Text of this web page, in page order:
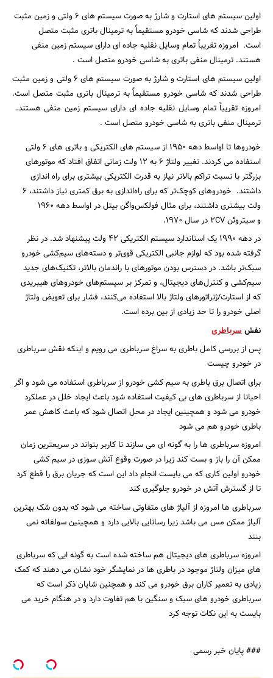
اولین سیستم های استارت و شارژ به صورت سیستم های 6 ولتی و زمین مثبت
طراحی شدند که شاسی خودرو مستقیماً به ترمینال باتری مثبت متصل
است. امروزه تقریباً تمام وسایل نقلیه جاده ای دارای سیستم زمین منفی
هستند. ترمینال منفی باتری به شاسی خودرو متصل است .
اولین سیستم های استارت و شارژ به صورت سیستم های 6 ولتی و زمین مثبت
طراحی شدند که شاسی خودرو مستقیماً به ترمینال باتری مثبت متصل است.
امروزه تقریباً تمام وسایل نقلیه جاده ای دارای سیستم زمین منفی هستند.
ترمینال منفی باتری به شاسی خودرو متصل است .
خودروها تا اواسط دهه 1950 از سیستم های الکتریکی و باتری های 6 ولتی
استفاده می کردند. تغییر ولتاژ 6 به 12 ولت زمانی اتفاق افتاد که موتورهای
بزرگتر با نسبت تراکم بالاتر نیاز به قدرت الکتریکی بیشتری برای راه اندازی
داشتند. خودروهای کوچک‌تر که برای راه‌اندازی به برق کمتری نیاز داشتند، 6
ولت بیشتری داشتند، برای مثال فولکس‌واگن بیتل در اواسط دهه 1960
و سیتروئن 2CV در سال 1970.
در دهه 1990 یک استاندارد سیستم الکتریکی 42 ولت پیشنهاد شد. در نظر
گرفته شده بود که لوازم جانبی الکتریکی قوی‌تر و دسته‌های سیم‌کشی خودرو
سبک‌تر باشد. در دسترس بودن موتورهای با راندمان بالاتر، تکنیک‌های جدید
سیم‌کشی و کنترل‌های دیجیتال، و تمرکز بر سیستم‌های خودروهای هیبریدی
که از استارت/ژنراتورهای ولتاژ بالا استفاده می‌کنند، فشار برای تعویض ولتاژ
اصلی خودرو را تا حد زیادی از بین برده است.
نفشسرباطری
پس از بررسی کامل باطری به سراغ سرباطری می رویم و اینکه نقش سرباطری
در خودرو چیست
برای اتصال برق باطری به سیم کشی خودرو از سرباطری استفاده می شود و اگر
احیانا از سرباطری های بی کیفیت استفاده شود باعث ایجاد خلل در عملکرد
خودرو می شود و همچینین ایجاد در محل اتصال شود که باعث کاهش عمر
باطری خودرو هم می شود
امروزه سرباطری ها را به گونه ای می سازند تا کاربر بتواند در سریعترین زمان
ممکن آن را باز و بست کند زیرا در صورت وقوع آتش سوزی در سیم کشی
خودرو اولین کاری که می بایست انجام داد این است که جریان برق را قطع کرد
تا از گسترش آتش در خودرو جلوگیری کند
سرباطری ها امروزه از آلیاژ های متفاوتی ساخته می شود که بدون شک بهترین
آلیاژ ممکن مس می باشد زیرا رسانایی بالایی دارد و همچینین سولفاته نمی
بنند
امروزه سرباطری های دیجیتال هم ساخته شده است به گونه ایی که سرباطری
های میزان ولتاژ موجود در باطری ها در نمایشگر خود نشان می دهند که کمک
زیادی به تعمیر کاران برق خودرو می کند و همچنین شایان ذکر است که
سرباطری خودرو های سبک و سنگین با هم تفاوت دارد و در هنگام خرید می
بایست به این نکات توجه کرد
### پایان خبر رسمی